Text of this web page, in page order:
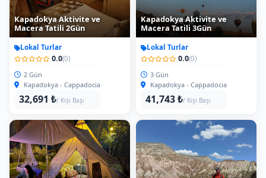
Kapadokya Aktivite ve
Macera Tatili 2Gün
Lokal Turlar
0.0(0)
2 Gün
Kapadokya - Cappadocia
32,691 ₺/ Kişi Başı
Kapadokya Aktivite ve
Macera Tatili 3Gün
Lokal Turlar
0.0(0)
3 Gün
Kapadokya - Cappadocia
41,743 ₺/ Kişi Başı